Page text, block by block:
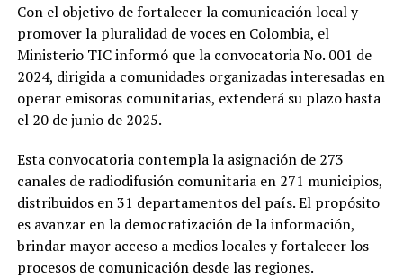
Con el objetivo de fortalecer la comunicación local y
promover la pluralidad de voces en Colombia, el
Ministerio TIC informó que la convocatoria No. 001 de
2024, dirigida a comunidades organizadas interesadas en
operar emisoras comunitarias, extenderá su plazo hasta
el 20 de junio de 2025.
Esta convocatoria contempla la asignación de 273
canales de radiodifusión comunitaria en 271 municipios,
distribuidos en 31 departamentos del país. El propósito
es avanzar en la democratización de la información,
brindar mayor acceso a medios locales y fortalecer los
procesos de comunicación desde las regiones.